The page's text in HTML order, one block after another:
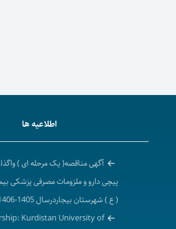
اطلاعیه ها
آگهی مناقصه( یک مرحله ای )
پیچی دارو و ملزومات مصرفی پزشکی
( ع ) شهرستان بیجاردرسال 1405-1406( نوبت دوم )
Kurdistan University of